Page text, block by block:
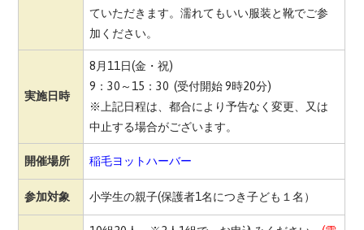
ていただきます。濡れてもいい服装と靴でご参
加ください。
実施日時
8月11日(金・祝)
9：30～15：30 (受付開始 9時20分)
※上記日程は、都合により予告なく変更、又は
中止する場合がございます。
開催場所 稲毛ヨットハーバー
参加対象 小学生の親子(保護者1名につき子ども１名）